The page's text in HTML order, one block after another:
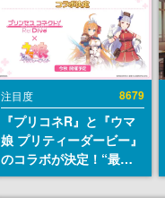
注目度 8679
『プリコネR』と『ウマ
娘 プリティーダービー』
のコラボが決定！“最大
170連無料”の8.5周年キ
ャンペーンなども発表